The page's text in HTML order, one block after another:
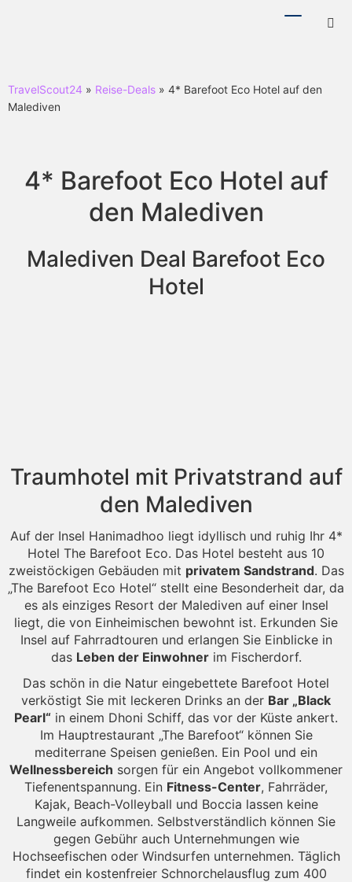
TravelScout24 » Reise-Deals » 4* Barefoot Eco Hotel auf den
Malediven
4* Barefoot Eco Hotel auf
den Malediven
Malediven Deal Barefoot Eco
Hotel
Traumhotel mit Privatstrand auf
den Malediven
Auf der Insel Hanimadhoo liegt idyllisch und ruhig Ihr 4*
Hotel The Barefoot Eco. Das Hotel besteht aus 10
zweistöckigen Gebäuden mit privatem Sandstrand. Das
„The Barefoot Eco Hotel“ stellt eine Besonderheit dar, da
es als einziges Resort der Malediven auf einer Insel
liegt, die von Einheimischen bewohnt ist. Erkunden Sie
Insel auf Fahrradtouren und erlangen Sie Einblicke in
das Leben der Einwohnerim Fischerdorf.
Das schön in die Natur eingebettete Barefoot Hotel
verköstigt Sie mit leckeren Drinks an der Bar „Black
Pearl“ in einem Dhoni Schiff, das vor der Küste ankert.
Im Hauptrestaurant „The Barefoot“ können Sie
mediterrane Speisen genießen. Ein Pool und ein
Wellnessbereich sorgen für ein Angebot vollkommener
Tiefenentspannung. Ein Fitness-Center, Fahrräder,
Kajak, Beach-Volleyball und Boccia lassen keine
Langweile aufkommen. Selbstverständlich können Sie
gegen Gebühr auch Unternehmungen wie
Hochseefischen oder Windsurfen unternehmen. Täglich
findet ein kostenfreier Schnorchelausflug zum 400